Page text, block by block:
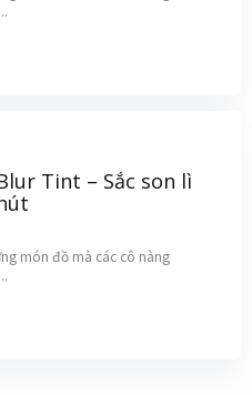
Tint – Sắc son lì
món đồ mà các cô nàng